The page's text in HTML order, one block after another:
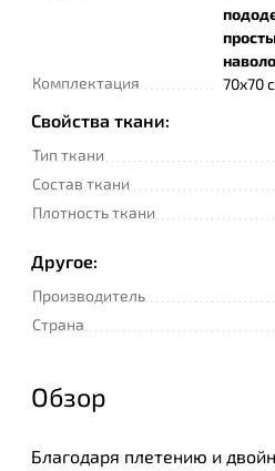
Комплектация
70х70
Свойства ткани:
Тип ткани
Состав ткани
Плотность ткани
Другое:
Производитель
Страна
Обзор
Благодаря плетению и